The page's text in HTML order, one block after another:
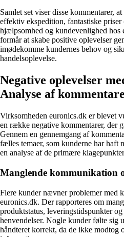
Samlet set viser disse kommentarer,
effektiv ekspedition, fantastiske priser
hjælpsomhed og kundevenlighed hos
formår at skabe positive oplevelser
imødekomme kundernes behov og
handelsoplevelse.
Negative oplevelser
Analyse af
Virksomheden euronics.dk er blevet
en række negative kommentarer, der
Gennem en gennemgang af
fælles temaer, som kunderne har haft
en analyse af de primære
Manglende kommunikation
Flere kunder nævner problemer med
euronics.dk. Der rapporteres om
produktstatus, leveringstidspunkter
henvendelser. Nogle kunder følte sig
håndteret korrekt, da de ikke modtog